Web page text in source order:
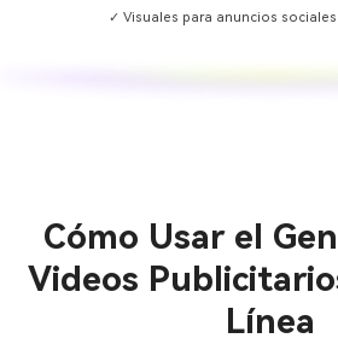
✓ Visuales para anuncios
Cómo Usar el
Videos
Línea